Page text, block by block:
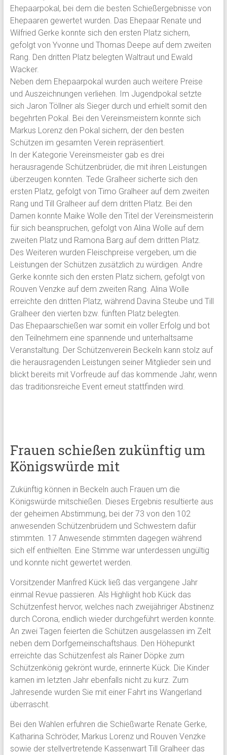
Ehepaarpokal, bei dem die besten Schießergebnisse von
Ehepaaren gewertet wurden. Das Ehepaar Renate und
Wilfried Gerke konnte sich den ersten Platz sichern,
gefolgt von Yvonne und Thomas Deepe auf dem zweiten
Rang. Den dritten Platz belegten Waltraut und Ewald
Wacker.
Neben dem Ehepaarpokal wurden auch weitere Preise
und Auszeichnungen verliehen. Im Jugendpokal setzte
sich Jaron Töllner als Sieger durch und erhielt somit den
begehrten Pokal. Bei den Vereinsmeistern konnte sich
Markus Lorenz den Pokal sichern, der den besten
Schützen im gesamten Verein repräsentiert.
In der Kategorie Vereinsmeister gab es drei
herausragende Schützenbrüder, die mit ihren Leistungen
überzeugen konnten. Tede Gralheer sicherte sich den
ersten Platz, gefolgt von Timo Gralheer auf dem zweiten
Rang und Till Gralheer auf dem dritten Platz. Bei den
Damen konnte Maike Wolle den Titel der Vereinsmeisterin
für sich beanspruchen, gefolgt von Alina Wolle auf dem
zweiten Platz und Ramona Barg auf dem dritten Platz.
Des Weiteren wurden Fleischpreise vergeben, um die
Leistungen der Schützen zusätzlich zu würdigen. Andre
Gerke konnte sich den ersten Platz sichern, gefolgt von
Rouven Venzke auf dem zweiten Rang. Alina Wolle
erreichte den dritten Platz, während Davina Steube und Till
Gralheer den vierten bzw. fünften Platz belegten.
Das Ehepaarschießen war somit ein voller Erfolg und bot
den Teilnehmern eine spannende und unterhaltsame
Veranstaltung. Der Schützenverein Beckeln kann stolz auf
die herausragenden Leistungen seiner Mitglieder sein und
blickt bereits mit Vorfreude auf das kommende Jahr, wenn
das traditionsreiche Event erneut stattfinden wird.
Frauen schießen zukünftig um
Königswürde mit
Zukünftig können in Beckeln auch Frauen um die
Königswürde mitschießen. Dieses Ergebnis resultierte aus
der geheimen Abstimmung, bei der 73 von den 102
anwesenden Schützenbrüdern und Schwestern dafür
stimmten. 17 Anwesende stimmten dagegen während
sich elf enthielten. Eine Stimme war unterdessen ungültig
und konnte nicht gewertet werden.
Vorsitzender Manfred Kück ließ das vergangene Jahr
einmal Revue passieren. Als Highlight hob Kück das
Schützenfest hervor, welches nach zweijähriger Abstinenz
durch Corona, endlich wieder durchgeführt werden konnte.
An zwei Tagen feierten die Schützen ausgelassen im Zelt
neben dem Dorfgemeinschaftshaus. Den Höhepunkt
erreichte das Schützenfest als Rainer Döpke zum
Schützenkönig gekrönt wurde, erinnerte Kück. Die Kinder
kamen im letzten Jahr ebenfalls nicht zu kurz. Zum
Jahresende wurden Sie mit einer Fahrt ins Wangerland
überrascht.
Bei den Wahlen erfuhren die Schießwarte Renate Gerke,
Katharina Schröder, Markus Lorenz und Rouven Venzke
sowie der stellvertretende Kassenwart Till Gralheer das